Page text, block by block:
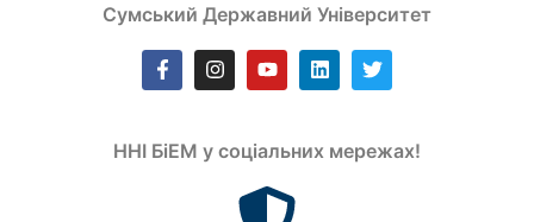
Сумський Державний Університет
ННІ БіЕМ у соціальних мережах!